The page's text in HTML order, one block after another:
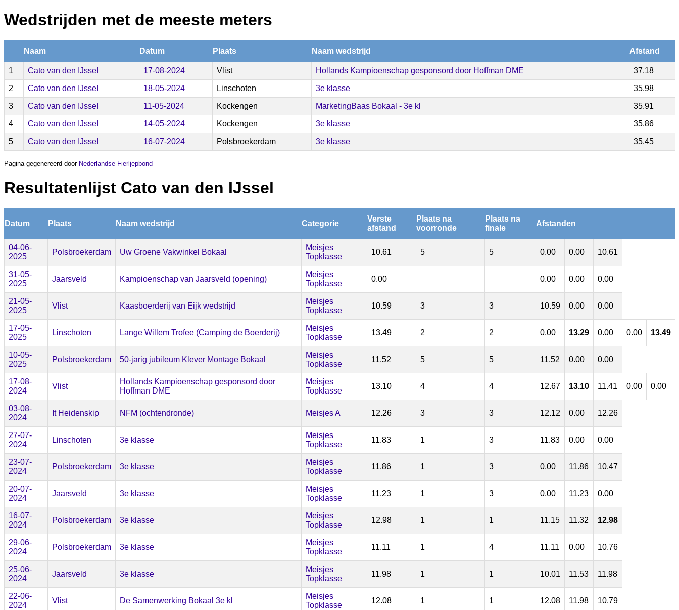
Wedstrijden met de meeste meters
Naam Datum Plaats Naam wedstrijd Afstand
1 Cato van den IJssel 17-08-2024 Vlist Hollands Kampioenschap gesponsord door Hoffman DME 37.18
2 Cato van den IJssel 18-05-2024 Linschoten 3e klasse 35.98
3 Cato van den IJssel 11-05-2024 Kockengen MarketingBaas Bokaal - 3e kl 35.91
4 Cato van den IJssel 14-05-2024 Kockengen 3e klasse 35.86
5 Cato van den IJssel 16-07-2024 Polsbroekerdam 3e klasse 35.45
Pagina gegenereerd door Nederlandse Fierljepbond
Resultatenlijst Cato van den IJssel
Datum Plaats Naam wedstrijd Categorie
Verste
afstand
Plaats na
voorronde
Plaats na
finale
Afstanden
04-06-
2025
Polsbroekerdam Uw Groene Vakwinkel Bokaal
Meisjes
Topklasse
10.61 5 5 0.00 0.00 10.61
31-05-
2025
Jaarsveld Kampioenschap van Jaarsveld (opening)
Meisjes
Topklasse
0.00 0.00 0.00 0.00
21-05-
2025
Vlist Kaasboerderij van Eijk wedstrijd
Meisjes
Topklasse
10.59 3 3 10.59 0.00 0.00
17-05-
2025
Linschoten Lange Willem Trofee (Camping de Boerderij)
Meisjes
Topklasse
13.49 2 2 0.00 13.29 0.00 0.00 13.49
10-05-
2025
Polsbroekerdam 50-jarig jubileum Klever Montage Bokaal
Meisjes
Topklasse
11.52 5 5 11.52 0.00 0.00
17-08-
2024
Vlist
Hollands Kampioenschap gesponsord door
Hoffman DME
Meisjes
Topklasse
13.10 4 4 12.67 13.10 11.41 0.00 0.00
03-08-
2024
It Heidenskip NFM (ochtendronde) Meisjes A 12.26 3 3 12.12 0.00 12.26
27-07-
2024
Linschoten 3e klasse
Meisjes
Topklasse
11.83 1 3 11.83 0.00 0.00
23-07-
2024
Polsbroekerdam 3e klasse
Meisjes
Topklasse
11.86 1 3 0.00 11.86 10.47
20-07-
2024
Jaarsveld 3e klasse
Meisjes
Topklasse
11.23 1 3 0.00 11.23 0.00
16-07-
2024
Polsbroekerdam 3e klasse
Meisjes
Topklasse
12.98 1 1 11.15 11.32 12.98
29-06-
2024
Polsbroekerdam 3e klasse
Meisjes
Topklasse
11.11 1 4 11.11 0.00 10.76
25-06-
2024
Jaarsveld 3e klasse
Meisjes
Topklasse
11.98 1 1 10.01 11.53 11.98
22-06-
2024
Vlist De Samenwerking Bokaal 3e kl
Meisjes
Topklasse
12.08 1 1 12.08 11.98 10.79